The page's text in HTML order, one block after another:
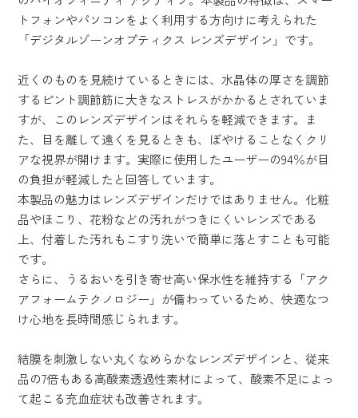
トフォンやパソコンをよく利用する方向けに考えられた
「デジタルゾーンオプティクス レンズデザイン」です。
近くのものを見続けているときには、水晶体の厚さを調節
するピント調節筋に大きなストレスがかかるとされていま
すが、このレンズデザインはそれらを軽減できます。ま
た、目を離して遠くを見るときも、ぼやけることなくクリ
アな視界が開けます。実際に使用したユーザーの94％が目
の負担が軽減したと回答しています。
本製品の魅力はレンズデザインだけではありません。化粧
品やほこり、花粉などの汚れがつきにくいレンズである
上、付着した汚れもこすり洗いで簡単に落とすことも可能
です。
さらに、うるおいを引き寄せ高い保水性を維持する「アク
アフォームテクノロジー」が備わっているため、快適なつ
け心地を長時間感じられます。
結膜を刺激しない丸くなめらかなレンズデザインと、従来
品の7倍もある高酸素透過性素材によって、酸素不足によっ
て起こる充血症状も改善されます。